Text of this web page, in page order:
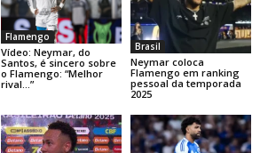
Flamengo
Vídeo: Neymar, do
Santos, é sincero sobre
o Flamengo: “Melhor
rival…”
Brasil
Neymar coloca
Flamengo em ranking
pessoal da temporada
2025